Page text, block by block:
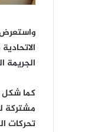
واستعرض
الجريمة
كما شكل
مشتركة
تحركات